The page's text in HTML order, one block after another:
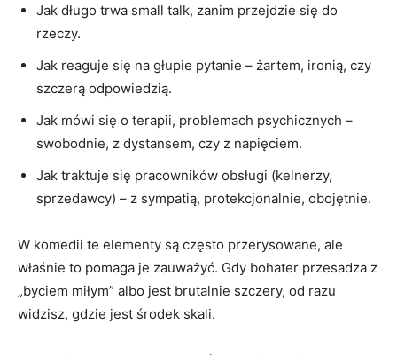
Jak długo trwa small talk, zanim przejdzie się do
rzeczy.
Jak reaguje się na głupie pytanie – żartem, ironią, czy
szczerą odpowiedzią.
Jak mówi się o terapii, problemach psychicznych –
swobodnie, z dystansem, czy z napięciem.
Jak traktuje się pracowników obsługi (kelnerzy,
sprzedawcy) – z sympatią, protekcjonalnie, obojętnie.
W komedii te elementy są często przerysowane, ale
właśnie to pomaga je zauważyć. Gdy bohater przesadza z
„byciem miłym” albo jest brutalnie szczery, od razu
widzisz, gdzie jest środek skali.